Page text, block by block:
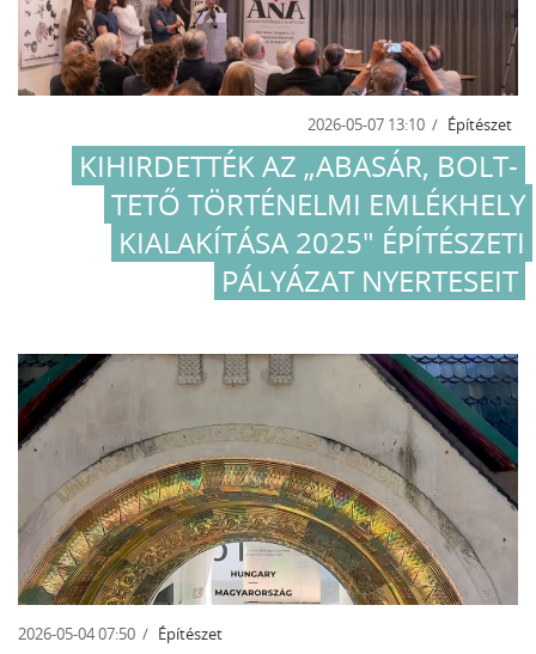
2026-05-07 13:10 Építészet
KIHIRDETTÉK AZ „ABASÁR, BOLT-
TETŐ TÖRTÉNELMI EMLÉKHELY
KIALAKÍTÁSA 2025" ÉPÍTÉSZETI
PÁLYÁZAT NYERTESEIT
2026-05-04 07:50 Építészet